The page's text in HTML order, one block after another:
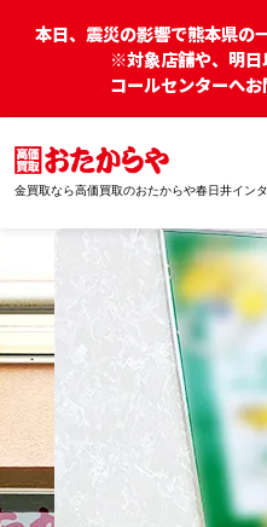
本日、震災の影響で熊本県の
※対象店舗や、明日
コールセンターへお
金買取なら高価買取のおたからや春日井イン